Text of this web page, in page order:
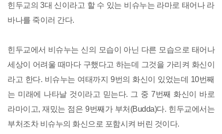
힌두교의 3대 신이라고 할 수 있는 비슈누는 라마로 태어나 라
바나를 죽이러 간다.
힌두교에서 비슈누는 신의 모습이 아닌 다른 모습으로 태어나
세상이 어려울 때마다 구했다고 하는데 그것을 가리켜 화신이
라고 한다. 비슈누는 여태까지 9번의 화신이 있었는데 10번째
는 미래에 나타날 것이라고 믿는다. 그 중 7번째 화신이 바로
라마이고, 재밌는 점은 9번째가 부처(Budda)다. 힌두교에서는
부처조차 비슈누의 화신으로 포함시켜 버린 것이다.